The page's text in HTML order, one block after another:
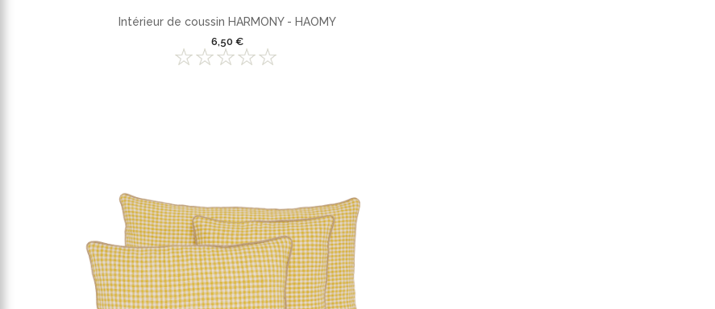
Intérieur de coussin HARMONY - HAOMY
6,50 €